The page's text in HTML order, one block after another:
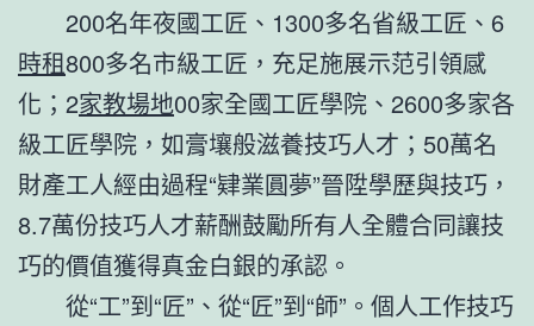
200名年夜國工匠、1300多名省級工匠、6
時租800多名市級工匠，充足施展示范引領感
化；2家教場地00家全國工匠學院、2600多家各
級工匠學院，如膏壤般滋養技巧人才；50萬名
財產工人經由過程“肄業圓夢”晉陞學歷與技巧，
8.7萬份技巧人才薪酬鼓勵所有人全體合同讓技
巧的價值獲得真金白銀的承認。
從“工”到“匠”、從“匠”到“師”。個人工作技巧